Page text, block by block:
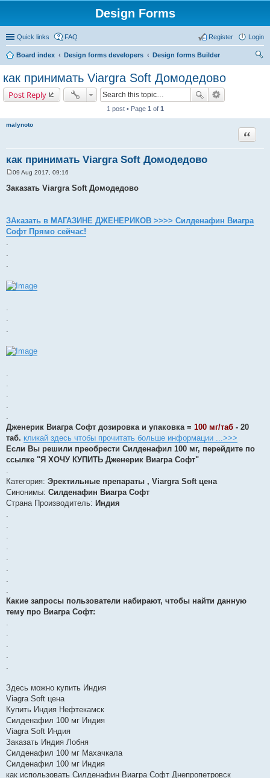
Design Forms
Quick links FAQ Login
Register
Board index Design forms developers
Design forms Builder
как принимать Viargra Soft Домодедово
Post Reply
1 post • Page 1 of 1
malynoto
как принимать Viargra Soft Домодедово
Quote
s
09 Aug 2017, 09:16
Заказать Viargra Soft Домодедово
ЗАказать в МАГАЗИНЕ ДЖЕНЕРИКОВ >>>> Силденафин Виагра
Софт Прямо сейчас!
.
.
.
.
.
.
.
.
.
.
.
Дженерик Виагра Софт дозировка и упаковка = 100 мг/таб - 20
таб. кликай здесь чтобы прочитать больше информации ...>>>
Если Вы решили преобрести Силденафил 100 мг, перейдите по
ссылке "Я ХОЧУ КУПИТЬ Дженерик Виагра Софт"
.
Категория: Эректильные препараты , Viargra Soft цена
Синонимы: Силденафин Виагра Софт
Страна Производитель: Индия
.
.
.
.
.
.
.
.
Какие запросы пользователи набирают, чтобы найти данную
тему про Виагра Софт:
.
.
.
.
.
Здесь можно купить Индия
Viagra Soft цена
Купить Индия Нефтекамск
Силденафил 100 мг Индия
Viagra Soft Индия
Заказать Индия Лобня
Силденафил 100 мг Махачкала
Силденафил 100 мг Индия
как использовать Силденафин Виагра Софт Днепропетровск